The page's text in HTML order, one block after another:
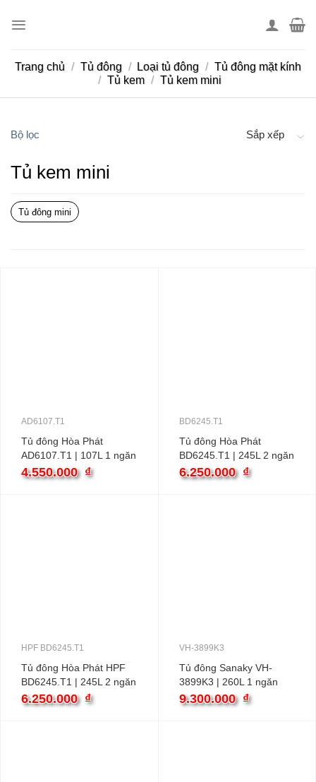
Trang chủ / Tủ đông / Loại tủ đông / Tủ đông mặt kính
/ Tủ kem / Tủ kem mini
Bộ lọc Sắp xếp
Tủ kem mini
Tủ đông mini
AD6107.T1
Tủ đông Hòa Phát
AD6107.T1 | 107L 1 ngăn
4.550.000 ₫
BD6245.T1
Tủ đông Hòa Phát
BD6245.T1 | 245L 2 ngăn
6.250.000 ₫
HPF BD6245.T1
Tủ đông Hòa Phát HPF
BD6245.T1 | 245L 2 ngăn
6.250.000 ₫
VH-3899K3
Tủ đông Sanaky VH-
3899K3 | 260L 1 ngăn
inverter
9.300.000 ₫